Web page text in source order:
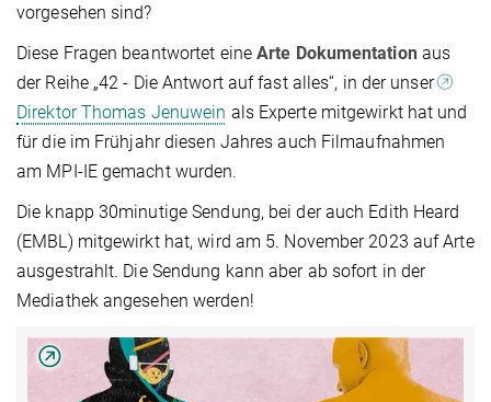
vorgesehen sind?
Diese Fragen beantwortet eine Arte Dokumentation aus
der Reihe „42 - Die Antwort auf fast alles“, in der unser
Direktor Thomas Jenuwein als Experte mitgewirkt hat und
für die im Frühjahr diesen Jahres auch Filmaufnahmen
am MPI-IE gemacht wurden.
Die knapp 30minutige Sendung, bei der auch Edith Heard
(EMBL) mitgewirkt hat, wird am 5. November 2023 auf Arte
ausgestrahlt. Die Sendung kann aber ab sofort in der
Mediathek angesehen werden!